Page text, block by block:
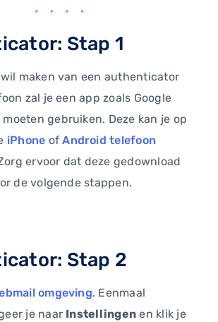
Stap 1
maken van een authenticator
zal je een app zoals Google
gebruiken. Deze kan je op
iPhone ofAndroid telefoon
ervoor dat deze gedownload
de volgende stappen.
Stap 2
omgeving. Eenmaal
je naar Instellingen en klik je